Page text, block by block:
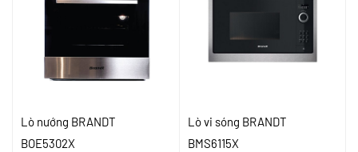
Lò nướng BRANDT
BOE5302X
Lò vi sóng BRANDT
BMS6115X